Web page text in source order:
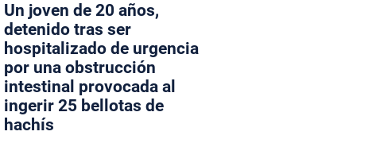
Un joven de 20 años,
detenido tras ser
hospitalizado de urgencia
por una obstrucción
intestinal provocada al
ingerir 25 bellotas de
hachís